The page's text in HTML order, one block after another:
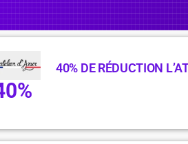
40% DE RÉDUCTION